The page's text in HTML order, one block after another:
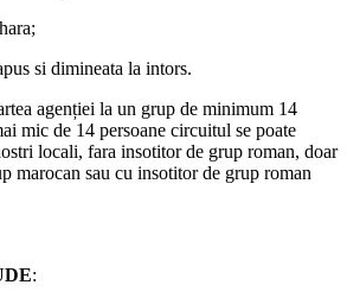
si dimineata la intors.
agenției la un grup de minimum 14
mic de 14 persoane circuitul se poate
locali, fara insotitor de grup roman, doar
marocan sau cu insotitor de grup roman
: